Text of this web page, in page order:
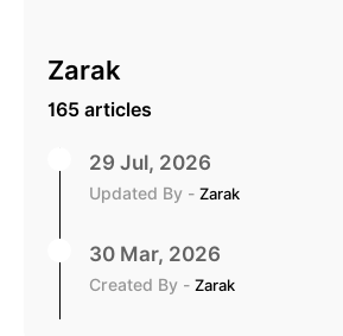
Zarak
165 articles
29 Jul, 2026
Updated By - Zarak
30 Mar, 2026
Created By - Zarak